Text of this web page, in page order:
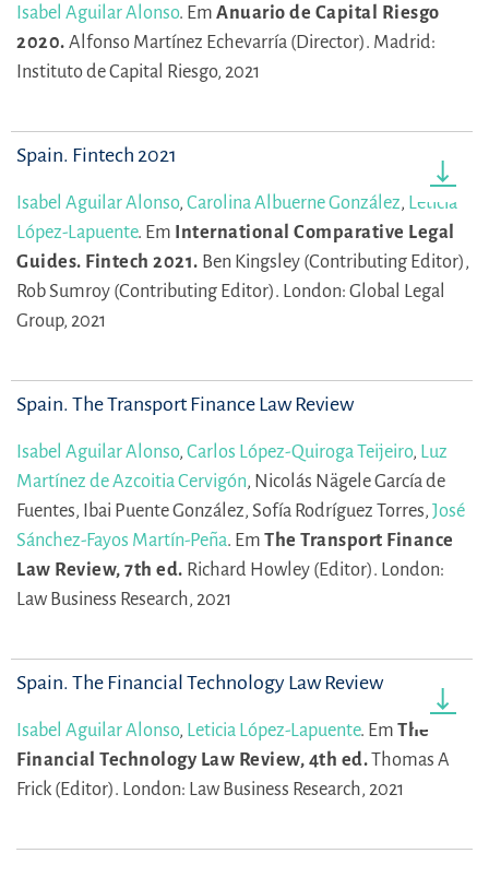
Isabel Aguilar Alonso. Em Anuario de Capital Riesgo
2020. Alfonso Martínez Echevarría (Director). Madrid:
Instituto de Capital Riesgo, 2021
Spain. Fintech 2021
Isabel Aguilar Alonso, Carolina Albuerne González, Leticia
López-Lapuente. Em International Comparative Legal
Guides. Fintech 2021. Ben Kingsley (Contributing Editor),
Rob Sumroy (Contributing Editor). London: Global Legal
Group, 2021
Spain. The Transport Finance Law Review
Isabel Aguilar Alonso, Carlos López-Quiroga Teijeiro, Luz
Martínez de Azcoitia Cervigón, Nicolás Nägele García de
Fuentes, Ibai Puente González, Sofía Rodríguez Torres, José
Sánchez-Fayos Martín-Peña. Em The Transport Finance
Law Review, 7th ed. Richard Howley (Editor). London:
Law Business Research, 2021
Spain. The Financial Technology Law Review
Isabel Aguilar Alonso, Leticia López-Lapuente. Em The
Financial Technology Law Review, 4th ed.Thomas A
Frick (Editor). London: Law Business Research, 2021